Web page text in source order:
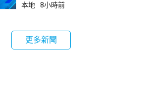
本地 8小時前
更多新聞